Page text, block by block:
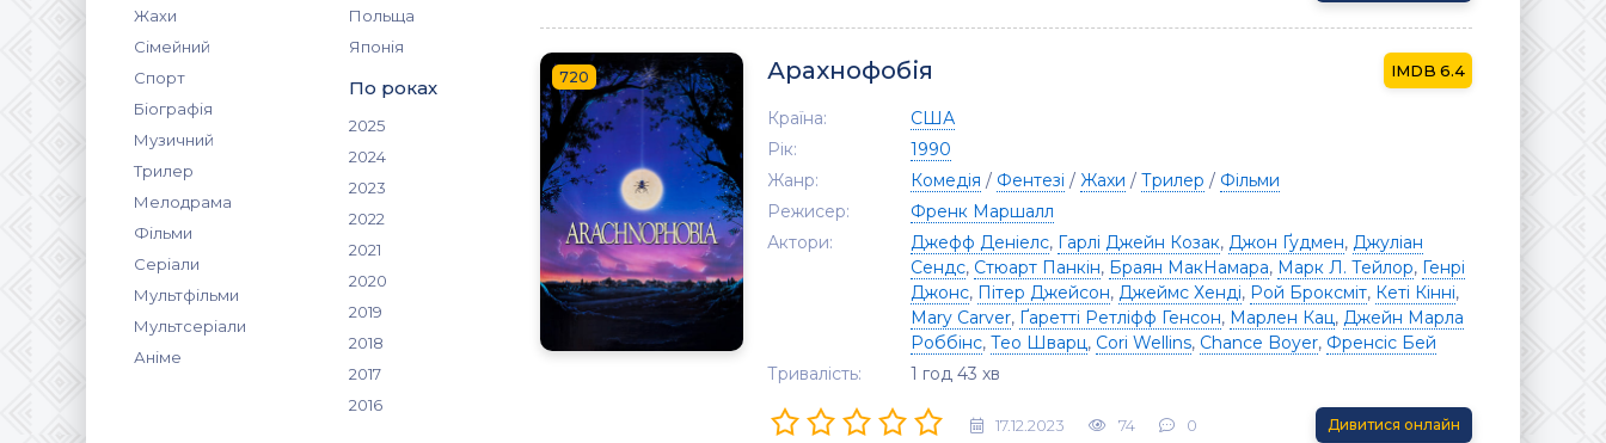
Жахи
Сімейний
Спорт
Біографія
Музичний
Трилер
Мелодрама
Фільми
Серіали
Мультфільми
Мультсеріали
Аніме
Польща
Японія
По роках
2025
2024
2023
2022
2021
2020
2019
2018
2017
2016
720 Арахнофобія 6.4
Країна:
США
Рік:
1990
Жанр:
Комедія / Фентезі / Жахи / Трилер / Фільми
Режисер:
Френк Маршалл
Актори:
Джефф Деніелс, Гарлі Джейн Козак, Джон Ґудмен, Джуліан
Сендс, Стюарт Панкін, Браян МакНамара, Марк Л. Тейлор, Генрі
Джонс, Пітер Джейсон, Джеймс Хенді, Рой Броксміт, Кеті Кінні,
Mary Carver, Ґаретті Ретліфф Генсон, Марлен Кац, Джейн Марла
Роббінс, Тео Шварц, Cori Wellins, Chance Boyer, Френсіс Бей
Тривалість:
1 год 43 хв
17.12.2023 74 0 Дивитися онлайн